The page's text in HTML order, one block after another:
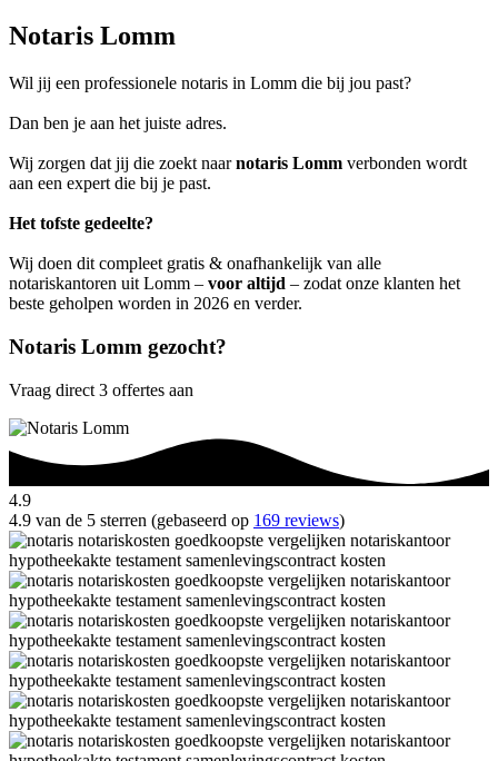
Notaris Lomm
Wil jij een professionele notaris in Lomm die bij jou past?
Dan ben je aan het juiste adres.
Wij zorgen dat jij die zoekt naarnotaris Lomm verbonden wordt
aan een expert die bij je past.
Het tofste gedeelte?
Wij doen dit compleet gratis & onafhankelijk van alle
notariskantoren uit Lomm – voor altijd – zodat onze klanten het
beste geholpen worden in 2026 en verder.
Notaris Lomm gezocht?
Vraag direct 3 offertes aan
4.9
4.9 van de 5 sterren (gebaseerd op 169 reviews)